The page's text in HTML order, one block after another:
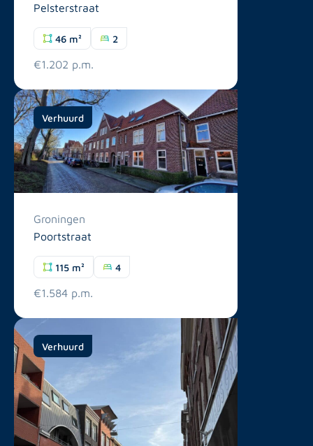
Pelsterstraat
46 m² 2
€1.202 p.m.
Verhuurd
Groningen
Poortstraat
115 m² 4
€1.584 p.m.
Verhuurd